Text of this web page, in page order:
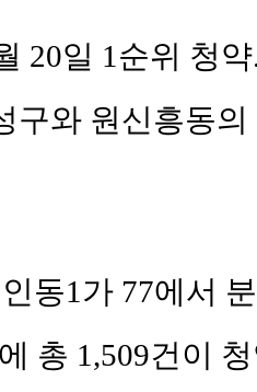
20일 1순위 청
구와 원신흥동
동1가 77에서
총 1,509건이